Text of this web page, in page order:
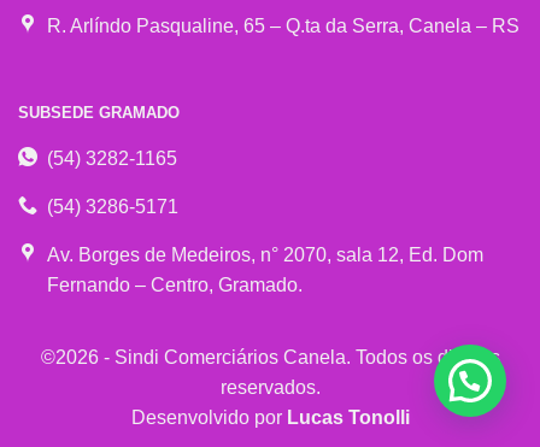
R. Arlíndo Pasqualine, 65 – Q.ta da Serra, Canela – RS
SUBSEDE GRAMADO
(54) 3282-1165
(54) 3286-5171
Av. Borges de Medeiros, n° 2070, sala 12, Ed. Dom
Fernando – Centro, Gramado.
©2026 - Sindi Comerciários Canela. Todos os direitos
reservados.
Desenvolvido por Lucas Tonolli